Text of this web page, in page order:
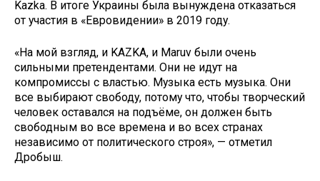
Kazka. В итоге Украины была вынуждена отказаться
от участия в «Евровидении» в 2019 году.
«На мой взгляд, и KAZKA, и Maruv были очень
сильными претендентами. Они не идут на
компромиссы с властью. Музыка есть музыка. Они
все выбирают свободу, потому что, чтобы творческий
человек оставался на подъёме, он должен быть
свободным во все времена и во всех странах
независимо от политического строя», — отметил
Дробыш.